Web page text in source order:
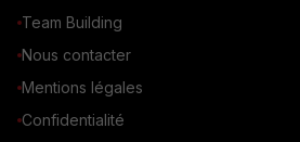
Team Building
Nous contacter
Mentions légales
Confidentialité